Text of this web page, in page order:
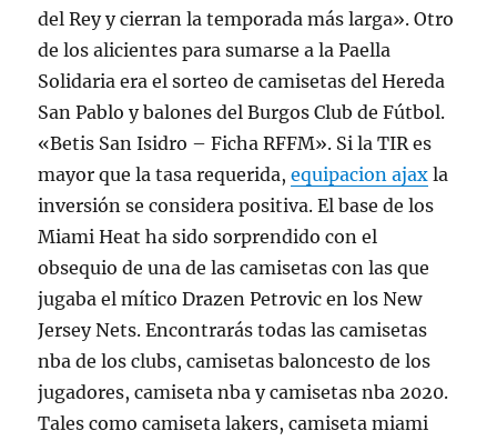
del Rey y cierran la temporada más larga». Otro
de los alicientes para sumarse a la Paella
Solidaria era el sorteo de camisetas del Hereda
San Pablo y balones del Burgos Club de Fútbol.
«Betis San Isidro – Ficha RFFM». Si la TIR es
mayor que la tasa requerida,equipacion ajax la
inversión se considera positiva. El base de los
Miami Heat ha sido sorprendido con el
obsequio de una de las camisetas con las que
jugaba el mítico Drazen Petrovic en los New
Jersey Nets. Encontrarás todas las camisetas
nba de los clubs, camisetas baloncesto de los
jugadores, camiseta nba y camisetas nba 2020.
Tales como camiseta lakers, camiseta miami